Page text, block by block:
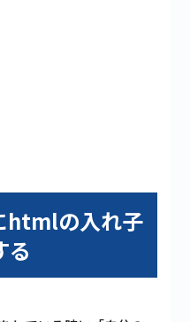
htmlの入れ子
る